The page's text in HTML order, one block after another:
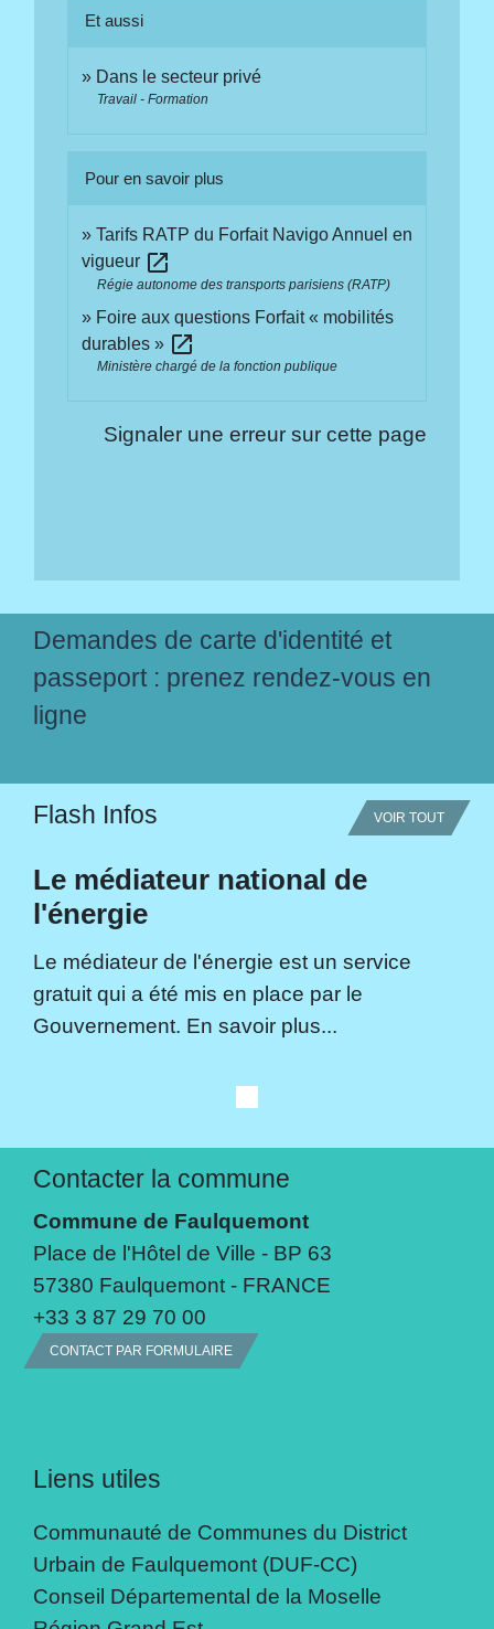
Et aussi
Dans le secteur privé
Travail - Formation
Pour en savoir plus
Tarifs RATP du Forfait Navigo Annuel en
vigueur open_in_new
Régie autonome des transports parisiens (RATP)
Foire aux questions Forfait « mobilités
durables » open_in_new
Ministère chargé de la fonction publique
Signaler une erreur sur cette page
Demandes de carte d'identité et
passeport : prenez rendez-vous en
ligne
Flash Infos VOIR TOUT
Le médiateur national de
l'énergie
Le médiateur de l'énergie est un service
gratuit qui a été mis en place par le
Gouvernement. En savoir plus...
Contacter la commune
Commune de Faulquemont
Place de l'Hôtel de Ville - BP 63
57380 Faulquemont - FRANCE
+33 3 87 29 70 00
CONTACT PAR FORMULAIRE
Liens utiles
Communauté de Communes du District
Urbain de Faulquemont (DUF-CC)
Conseil Départemental de la Moselle